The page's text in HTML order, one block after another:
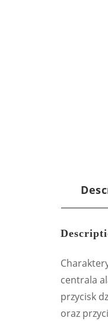
centrala
przycisk
oraz